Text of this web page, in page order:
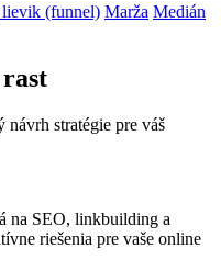
(funnel) Marža Medián
návrh stratégie pre váš
na SEO, linkbuilding a
riešenia pre vaše online